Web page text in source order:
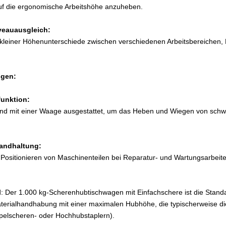
die ergonomische Arbeitshöhe anzuheben.
Höhenunterschiede zwischen verschiedenen
mit einer Waage ausgestattet, um das Heben und Wiegen von
von Maschinenteilen bei Reparatur- und
Der 1.000 kg-Scherenhubtischwagen mit Einfachschere ist die
mit einer maximalen Hubhöhe, die typischerweise
oder Hochhubstaplern).